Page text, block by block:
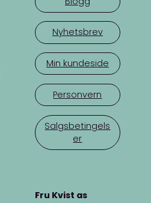
Nyhetsbrev
Min kundeside
Personvern
Salgsbetingels
er
Fru Kvist as